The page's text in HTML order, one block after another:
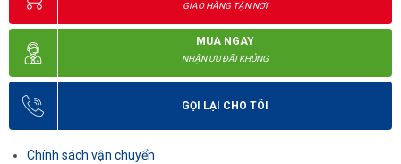
GIAO HÀNG TẬN NƠI
MUA NGAY
NHẬN ƯU ĐÃI KHỦNG
GỌI LẠI CHO TÔI
Chính sách vận chuyển